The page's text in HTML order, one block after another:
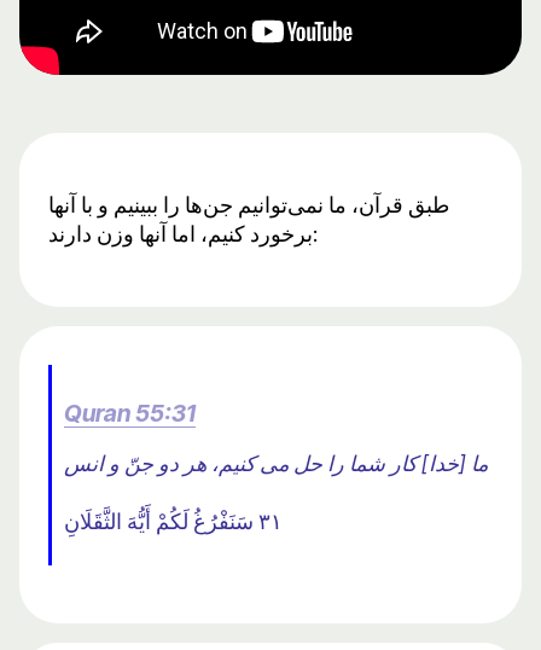
طبق قرآن، ما نمی‌توانیم جن‌ها را ببینیم و با آنها
برخورد کنیم، اما آنها وزن دارند:
Quran 55:31
ما [خدا] کار شما را حل می کنیم، هر دو جنّ و انس
٣١ سَنَفْرُغُ لَكُمْ أَيُّهَ الثَّقَلَانِ